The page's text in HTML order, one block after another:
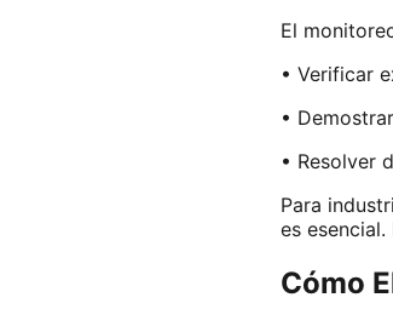
El
• Verificar
•
• Resolver
Para
es
Cómo